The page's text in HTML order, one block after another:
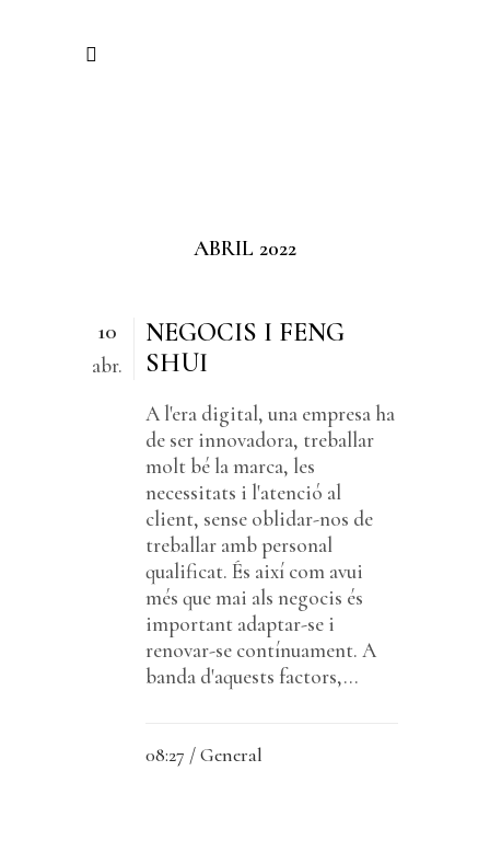
ABRIL 2022
10
abr.
NEGOCIS I FENG
SHUI
A l'era digital, una empresa ha
de ser innovadora, treballar
molt bé la marca, les
necessitats i l'atenció al
client, sense oblidar-nos de
treballar amb personal
qualificat. És així com avui
més que mai als negocis és
important adaptar-se i
renovar-se contínuament. A
banda d'aquests factors,...
08:27 /General